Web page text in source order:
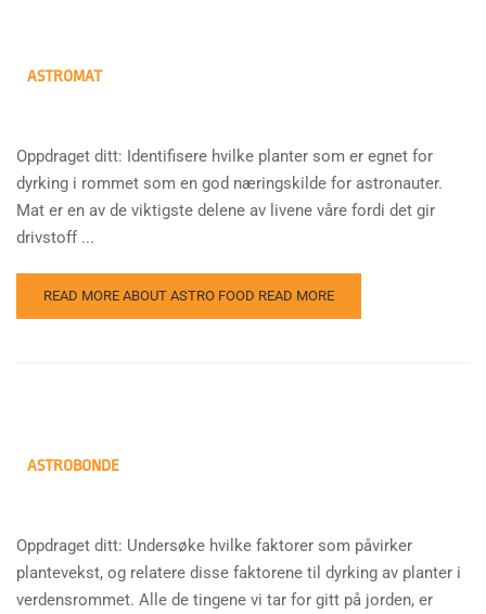
ASTROMAT
Oppdraget ditt: Identifisere hvilke planter som er egnet for
dyrking i rommet som en god næringskilde for astronauter.
Mat er en av de viktigste delene av livene våre fordi det gir
drivstoff ...
READ MORE ABOUT ASTRO FOOD READ MORE
ASTROBONDE
Oppdraget ditt: Undersøke hvilke faktorer som påvirker
plantevekst, og relatere disse faktorene til dyrking av planter i
verdensrommet. Alle de tingene vi tar for gitt på jorden, er